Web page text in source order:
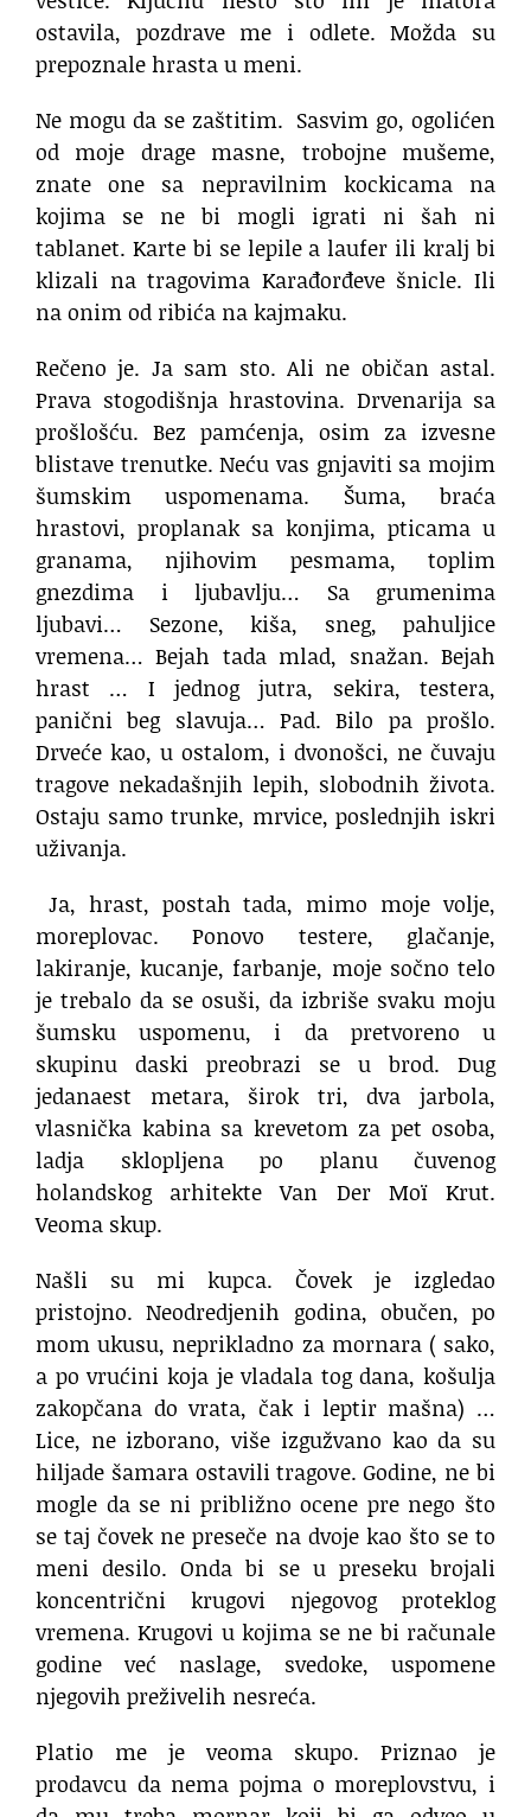
ostavila, pozdrave me i odlete. Možda su
prepoznale hrasta u meni.
Ne mogu da se zaštitim. Sasvim go, ogolićen
od moje drage masne, trobojne mušeme,
znate one sa nepravilnim kockicama na
kojima se ne bi mogli igrati ni šah ni
tablanet. Karte bi se lepile a laufer ili kralj bi
klizali na tragovima Karađorđeve šnicle. Ili
na onim od ribića na kajmaku.
Rečeno je. Ja sam sto. Ali ne običan astal.
Prava stogodišnja hrastovina. Drvenarija sa
prošlošću. Bez pamćenja, osim za izvesne
blistave trenutke. Neću vas gnjaviti sa mojim
šumskim uspomenama. Šuma, braća
hrastovi, proplanak sa konjima, pticama u
granama, njihovim pesmama, toplim
gnezdima i ljubavlju… Sa grumenima
ljubavi… Sezone, kiša, sneg, pahuljice
vremena… Bejah tada mlad, snažan. Bejah
hrast … I jednog jutra, sekira, testera,
panični beg slavuja… Pad. Bilo pa prošlo.
Drveće kao, u ostalom, i dvonošci, ne čuvaju
tragove nekadašnjih lepih, slobodnih života.
Ostaju samo trunke, mrvice, poslednjih iskri
uživanja.
Ja, hrast, postah tada, mimo moje volje,
moreplovac. Ponovo testere, glačanje,
lakiranje, kucanje, farbanje, moje sočno telo
je trebalo da se osuši, da izbriše svaku moju
šumsku uspomenu, i da pretvoreno u
skupinu daski preobrazi se u brod. Dug
jedanaest metara, širok tri, dva jarbola,
vlasnička kabina sa krevetom za pet osoba,
ladja sklopljena po planu čuvenog
holandskog arhitekte Van Der Moï Krut.
Veoma skup.
Našli su mi kupca. Čovek je izgledao
pristojno. Neodredjenih godina, obučen, po
mom ukusu, neprikladno za mornara ( sako,
a po vrućini koja je vladala tog dana, košulja
zakopčana do vrata, čak i leptir mašna) …
Lice, ne izborano, više izgužvano kao da su
hiljade šamara ostavili tragove. Godine, ne bi
mogle da se ni približno ocene pre nego što
se taj čovek ne preseče na dvoje kao što se to
meni desilo. Onda bi se u preseku brojali
koncentrični krugovi njegovog proteklog
vremena. Krugovi u kojima se ne bi računale
godine već naslage, svedoke, uspomene
njegovih preživelih nesreća.
Platio me je veoma skupo. Priznao je
prodavcu da nema pojma o moreplovstvu, i